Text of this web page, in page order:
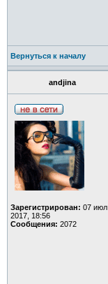
Вернуться к началу
andjina
Зарегистрирован: 07 июл
2017, 18:56
Сообщения: 2072